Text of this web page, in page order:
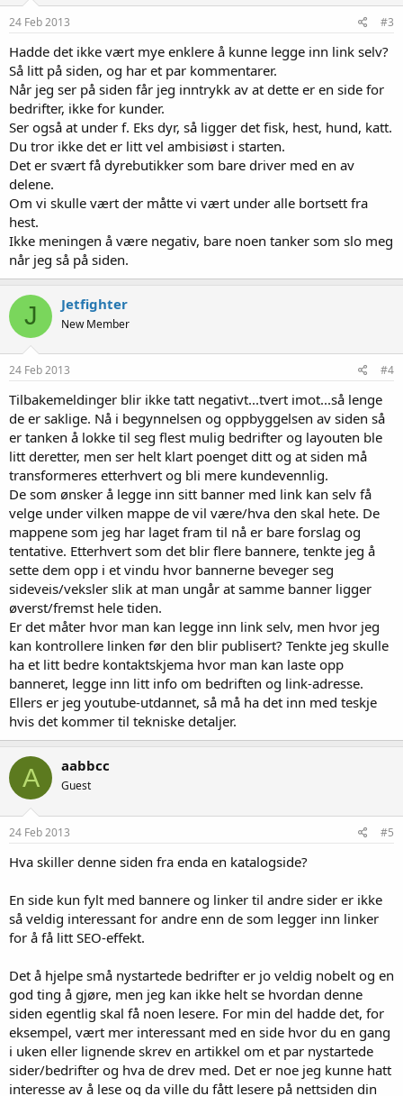
24 Feb 2013 #3
Hadde det ikke vært mye enklere å kunne legge inn link selv?
Så litt på siden, og har et par kommentarer.
Når jeg ser på siden får jeg inntrykk av at dette er en side for
bedrifter, ikke for kunder.
Ser også at under f. Eks dyr, så ligger det fisk, hest, hund, katt.
Du tror ikke det er litt vel ambisiøst i starten.
Det er svært få dyrebutikker som bare driver med en av
delene.
Om vi skulle vært der måtte vi vært under alle bortsett fra
hest.
Ikke meningen å være negativ, bare noen tanker som slo meg
når jeg så på siden.
J Jetfighter
New Member
24 Feb 2013 #4
Tilbakemeldinger blir ikke tatt negativt...tvert imot...så lenge
de er saklige. Nå i begynnelsen og oppbyggelsen av siden så
er tanken å lokke til seg flest mulig bedrifter og layouten ble
litt deretter, men ser helt klart poenget ditt og at siden må
transformeres etterhvert og bli mere kundevennlig.
De som ønsker å legge inn sitt banner med link kan selv få
velge under vilken mappe de vil være/hva den skal hete. De
mappene som jeg har laget fram til nå er bare forslag og
tentative. Etterhvert som det blir flere bannere, tenkte jeg å
sette dem opp i et vindu hvor bannerne beveger seg
sideveis/veksler slik at man ungår at samme banner ligger
øverst/fremst hele tiden.
Er det måter hvor man kan legge inn link selv, men hvor jeg
kan kontrollere linken før den blir publisert? Tenkte jeg skulle
ha et litt bedre kontaktskjema hvor man kan laste opp
banneret, legge inn litt info om bedriften og link-adresse.
Ellers er jeg youtube-utdannet, så må ha det inn med teskje
hvis det kommer til tekniske detaljer.
A aabbcc
Guest
24 Feb 2013 #5
Hva skiller denne siden fra enda en katalogside?
En side kun fylt med bannere og linker til andre sider er ikke
så veldig interessant for andre enn de som legger inn linker
for å få litt SEO-effekt.
Det å hjelpe små nystartede bedrifter er jo veldig nobelt og en
god ting å gjøre, men jeg kan ikke helt se hvordan denne
siden egentlig skal få noen lesere. For min del hadde det, for
eksempel, vært mer interessant med en side hvor du en gang
i uken eller lignende skrev en artikkel om et par nystartede
sider/bedrifter og hva de drev med. Det er noe jeg kunne hatt
interesse av å lese og da ville du fått lesere på nettsiden din